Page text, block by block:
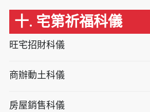
十. 宅第祈福科儀
旺宅招財科儀
商辦動土科儀
房屋銷售科儀